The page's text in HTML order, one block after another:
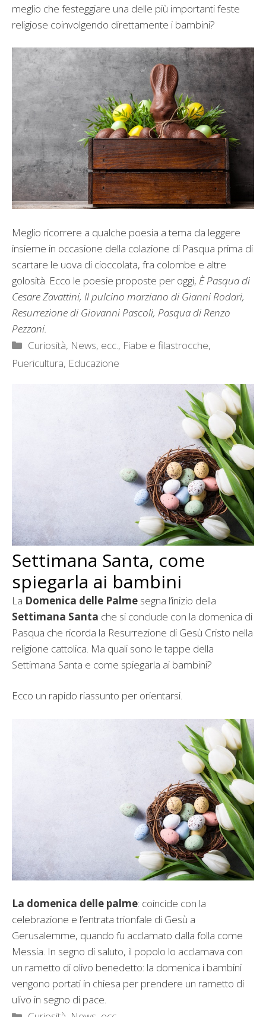
meglio che festeggiare una delle più importanti feste
religiose coinvolgendo direttamente i bambini?
Meglio ricorrere a qualche poesia a tema da leggere
insieme in occasione della colazione di Pasqua prima di
scartare le uova di cioccolata, fra colombe e altre
golosità. Ecco le poesie proposte per oggi, È Pasqua di
Cesare Zavattini, Il pulcino marziano di Gianni Rodari,
Resurrezione di Giovanni Pascoli, Pasqua di Renzo
Pezzani.
Categorie
Curiosità, News, ecc., Fiabe e filastrocche,
Puericultura, Educazione
Settimana Santa, come
spiegarla ai bambini
La Domenica delle Palme segna l’inizio della
Settimana Santa che si conclude con la domenica di
Pasqua che ricorda la Resurrezione di Gesù Cristo nella
religione cattolica. Ma quali sono le tappe della
Settimana Santa e come spiegarla ai bambini?
Ecco un rapido riassunto per orientarsi.
La domenica delle palme: coincide con la
celebrazione e l’entrata trionfale di Gesù a
Gerusalemme, quando fu acclamato dalla folla come
Messia. In segno di saluto, il popolo lo acclamava con
un rametto di olivo benedetto: la domenica i bambini
vengono portati in chiesa per prendere un rametto di
ulivo in segno di pace.